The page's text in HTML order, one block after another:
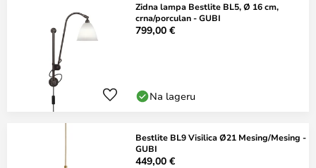
Zidna lampa Bestlite BL5, Ø 16 cm,
crna/porculan - GUBI
799,00 €
Na lageru
Bestlite BL9 Visilica Ø21 Mesing/Mesing -
GUBI
449,00 €